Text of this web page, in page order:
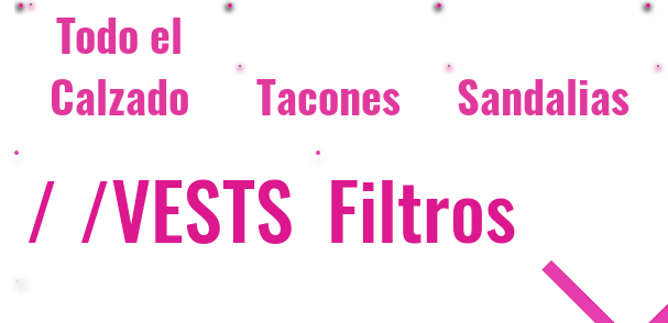
Todo el
Calzado
Tacones Sandalias
/ /VESTS Filtros